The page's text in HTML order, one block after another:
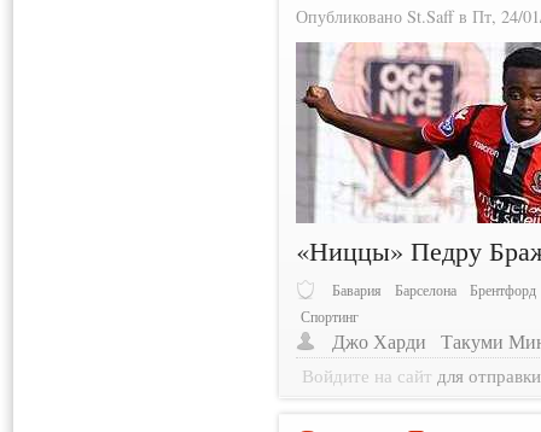
Опубликовано St.Saff в Пт, 24/
«Ниццы» Педру
Бавария Барселона
Брентфорд
Спортинг
Джо Харди Такуми
Войдите на сайт для